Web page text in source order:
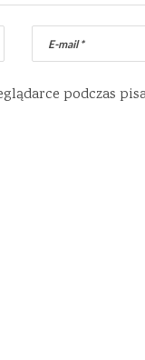
podczas